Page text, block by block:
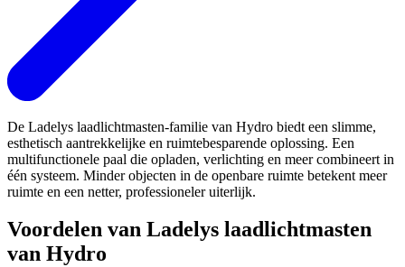
De Ladelys laadlichtmasten-familie van Hydro biedt een slimme,
esthetisch aantrekkelijke en ruimtebesparende oplossing. Een
multifunctionele paal die opladen, verlichting en meer combineert in
één systeem. Minder objecten in de openbare ruimte betekent meer
ruimte en een netter, professioneler uiterlijk.
Voordelen van Ladelys laadlichtmasten
van Hydro